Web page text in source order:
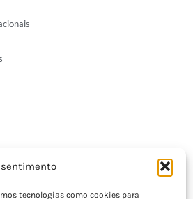
tecnologias como cookies para